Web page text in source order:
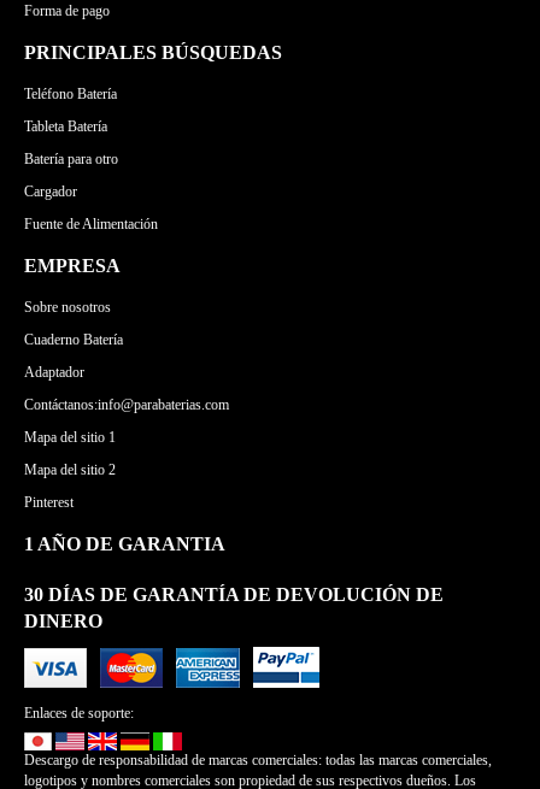
Forma de pago
PRINCIPALES BÚSQUEDAS
Teléfono Batería
Tableta Batería
Batería para otro
Cargador
Fuente de Alimentación
EMPRESA
Sobre nosotros
Cuaderno Batería
Adaptador
Contáctanos:info@parabaterias.com
Mapa del sitio 1
Mapa del sitio 2
Pinterest
1 AÑO DE GARANTIA
30 DÍAS DE GARANTÍA DE DEVOLUCIÓN DE
DINERO
Enlaces de soporte:
Descargo de responsabilidad de marcas comerciales: todas las marcas comerciales,
logotipos y nombres comerciales son propiedad de sus respectivos dueños. Los